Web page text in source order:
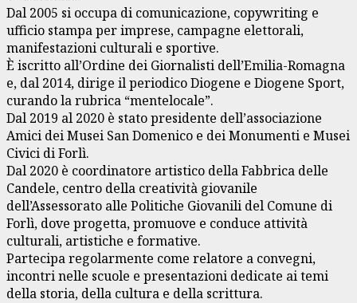
Dal 2005 si occupa di comunicazione, copywriting e
ufficio stampa per imprese, campagne elettorali,
manifestazioni culturali e sportive.
È iscritto all’Ordine dei Giornalisti dell’Emilia-Romagna
e, dal 2014, dirige il periodico Diogene e Diogene Sport,
curando la rubrica “mentelocale”.
Dal 2019 al 2020 è stato presidente dell’associazione
Amici dei Musei San Domenico e dei Monumenti e Musei
Civici di Forlì.
Dal 2020 è coordinatore artistico della Fabbrica delle
Candele, centro della creatività giovanile
dell’Assessorato alle Politiche Giovanili del Comune di
Forlì, dove progetta, promuove e conduce attività
culturali, artistiche e formative.
Partecipa regolarmente come relatore a convegni,
incontri nelle scuole e presentazioni dedicate ai temi
della storia, della cultura e della scrittura.